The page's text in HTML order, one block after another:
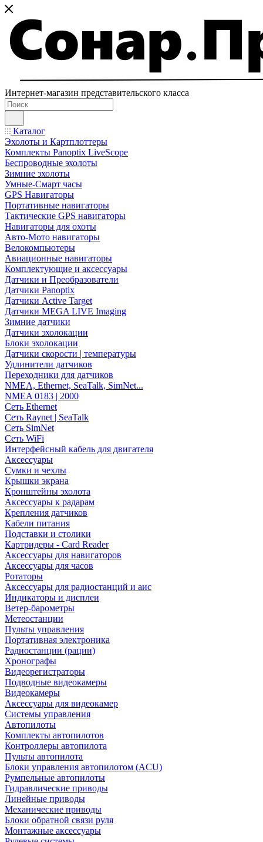
Интернет-магазин представительского класса
Каталог
Эхолоты и Картплоттеры
Комплекты Panoptix LiveScope
Беспроводные эхолоты
Зимние эхолоты
Умные-Смарт часы
GPS Навигаторы
Портативные навигаторы
Тактические GPS навигаторы
Навигаторы для охоты
Авто-Мото навигаторы
Велокомпьютеры
Авиационные навигаторы
Комплектующие и аксессуары
Датчики и Преобразователи
Датчики Panoptix
Датчики Active Target
Датчики MEGA LIVE Imaging
Зимние датчики
Датчики эхолокации
Блоки эхолокации
Датчики скорости | температуры
Удлинители датчиков
Переходники для датчиков
NMEA, Ethernet, SeaTalk, SimNet...
NMEA 0183 | 2000
Сеть Ethernet
Сеть Raynet | SeaTalk
Сеть SimNet
Сеть WiFi
Интерфейсный кабель для двигателя
Аксессуары
Сумки и чехлы
Крышки экрана
Кронштейны эхолота
Аксессуары к радарам
Крепления датчиков
Кабели питания
Подставки и столики
Картридеры - Card Reader
Аксессуары для навигаторов
Аксессуары для часов
Ротаторы
Аксессуары для радиостанций и аис
Индикаторы и дисплеи
Ветер-барометры
Метеостанции
Пульты управления
Портативная электроника
Радиостанции (рации)
Хронографы
Видеорегистраторы
Подводные видеокамеры
Видеокамеры
Аксессуары для видеокамер
Системы управления
Автопилоты
Комплекты автопилотов
Контроллеры автопилота
Пульты автопилота
Блоки управления автопилотом (ACU)
Румпельные автопилоты
Гидравлические приводы
Линейные приводы
Механические приводы
Блоки обратной связи руля
Монтажные аксессуары